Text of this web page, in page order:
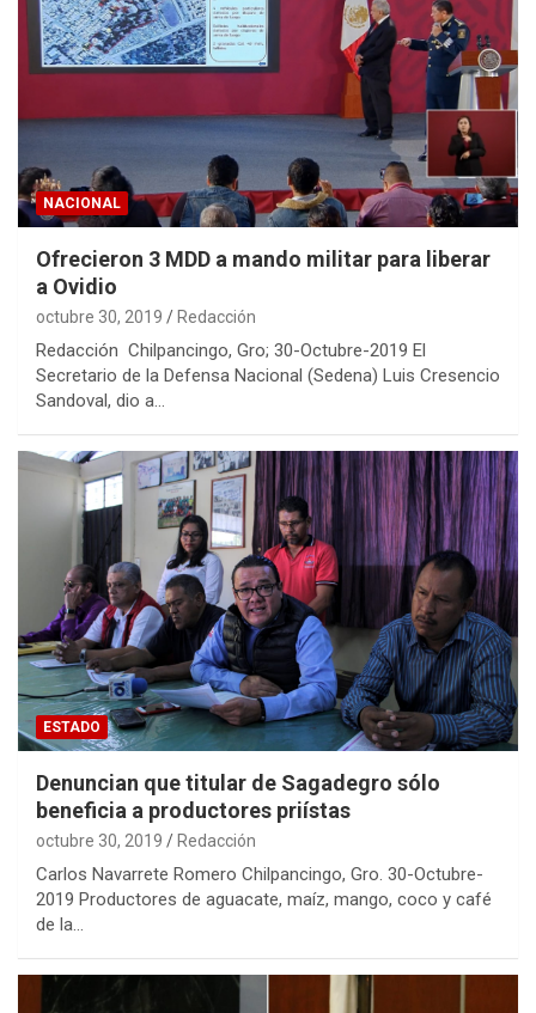
NACIONAL
Ofrecieron 3 MDD a mando militar para liberar
a Ovidio
octubre 30, 2019 Redacción
Redacción Chilpancingo, Gro; 30-Octubre-2019 El
Secretario de la Defensa Nacional (Sedena) Luis Cresencio
Sandoval, dio a…
ESTADO
Denuncian que titular de Sagadegro sólo
beneficia a productores priístas
octubre 30, 2019 Redacción
Carlos Navarrete Romero Chilpancingo, Gro. 30-Octubre-
2019 Productores de aguacate, maíz, mango, coco y café
de la…